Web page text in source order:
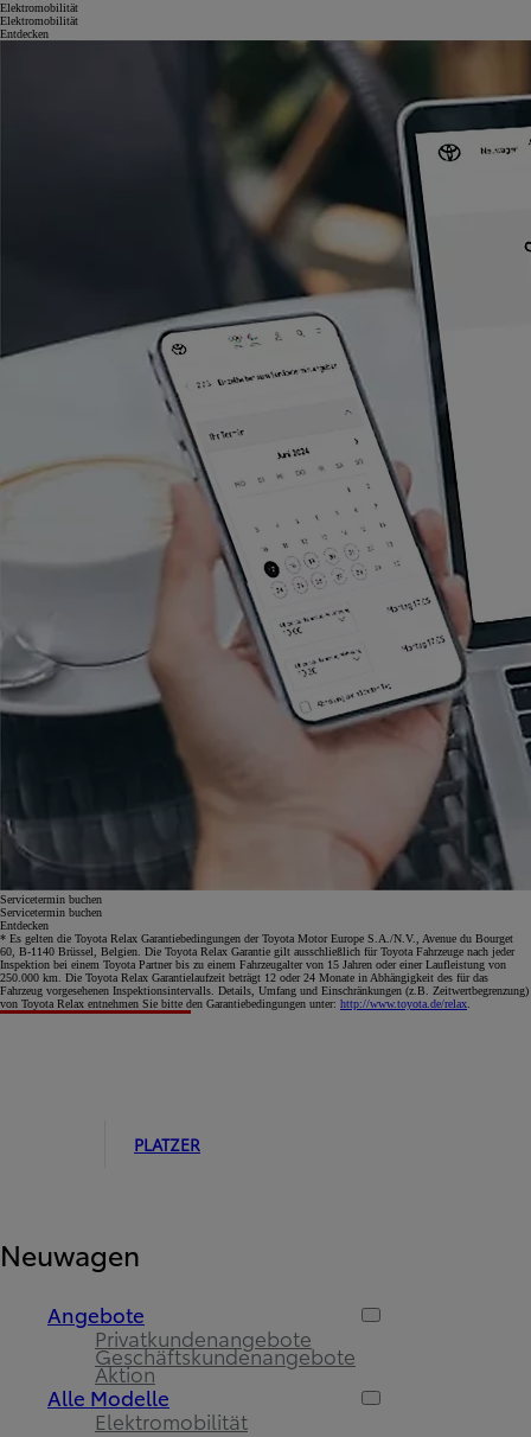
Elektromobilität
Elektromobilität
Entdecken
Servicetermin buchen
Servicetermin buchen
Entdecken
* Es gelten die Toyota Relax Garantiebedingungen der Toyota Motor Europe S.A./N.V., Avenue du Bourget
60, B-1140 Brüssel, Belgien. Die Toyota Relax Garantie gilt ausschließlich für Toyota Fahrzeuge nach jeder
Inspektion bei einem Toyota Partner bis zu einem Fahrzeugalter von 15 Jahren oder einer Laufleistung von
250.000 km. Die Toyota Relax Garantielaufzeit beträgt 12 oder 24 Monate in Abhängigkeit des für das
Fahrzeug vorgesehenen Inspektionsintervalls. Details, Umfang und Einschränkungen (z.B. Zeitwertbegrenzung)
von Toyota Relax entnehmen Sie bitte den Garantiebedingungen unter: http://www.toyota.de/relax.
PLATZER
Neuwagen
Angebote
Privatkundenangebote
Geschäftskundenangebote
Aktion
Alle Modelle
Elektromobilität